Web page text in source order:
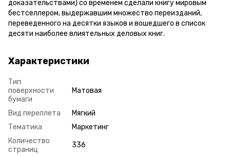
доказательствами) со временем сделали книгу мировым
бестселлером, выдержавшим множество переизданий,
переведенного на десятки языков и вошедшего в список
десяти наиболее влиятельных деловых книг.
Характеристики
Тип
поверхности
бумаги
Матовая
Вид переплета
Мягкий
Тематика
Маркетинг
Количество
страниц
336